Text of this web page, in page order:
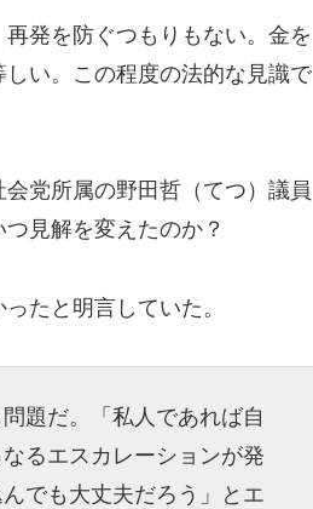
発を防ぐつもりもない。金を
い。この程度の法的な見識で
党所属の野田哲（てつ）議員
見解を変えたのか？
たと明言していた。
題だ。「私人であれば自
るエスカレーションが発
でも大丈夫だろう」とエ